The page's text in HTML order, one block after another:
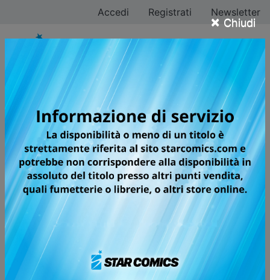
× Chiudi
Accedi Registrati Newsletter
Muneyuki Kaneshiro
Tutti i fumetti